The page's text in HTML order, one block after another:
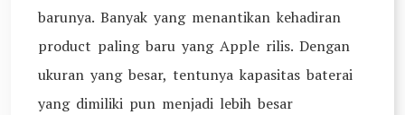
barunya. Banyak yang menantikan kehadiran
product paling baru yang Apple rilis. Dengan
ukuran yang besar, tentunya kapasitas baterai
yang dimiliki pun menjadi lebih besar